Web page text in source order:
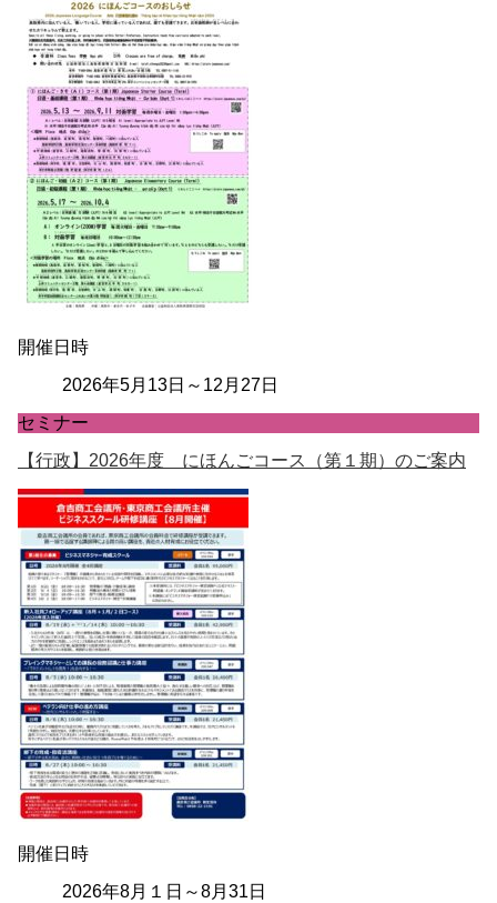
開催日時
2026年5月13日～12月27日
セミナー
【行政】2026年度 にほんごコース（第１期）のご案内
開催日時
2026年8月１日～8月31日